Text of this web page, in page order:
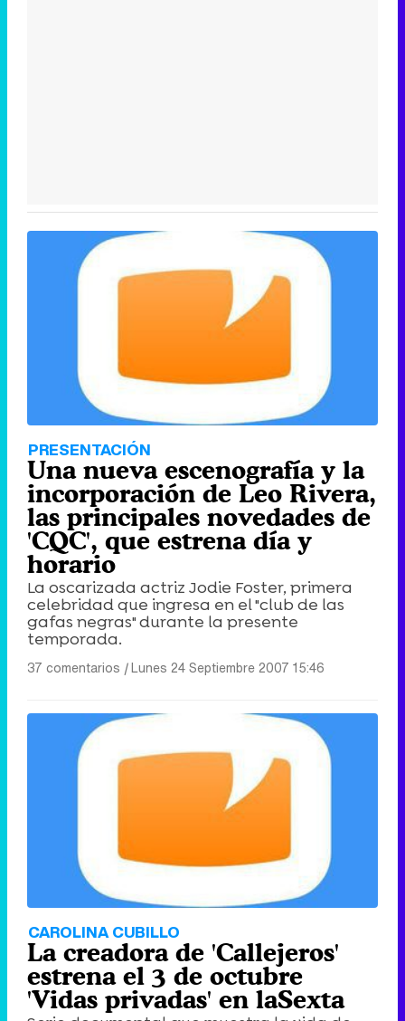
PRESENTACIÓN
Una nueva escenografía y la
incorporación de Leo Rivera,
las principales novedades de
'CQC', que estrena día y
horario
La oscarizada actriz Jodie Foster, primera
celebridad que ingresa en el "club de las
gafas negras" durante la presente
temporada.
37 comentarios |Lunes 24 Septiembre 2007 15:46
CAROLINA CUBILLO
La creadora de 'Callejeros'
estrena el 3 de octubre
'Vidas privadas' en laSexta